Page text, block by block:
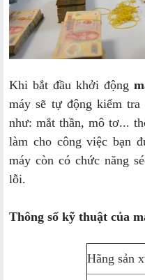
Khi bắt đầu khởi động
máy sẽ tự động kiểm tra
như: mắt thần, mô tơ...
làm cho công việc bạn
máy còn có chức năng
lỗi.
Thông số kỹ thuật của
Hãng sản